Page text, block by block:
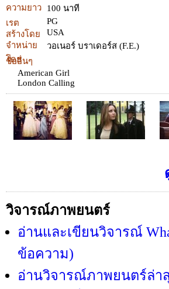
ความยาว
100 นาที
เรต
PG
สร้างโดย
USA
จำหน่าย
โดย
วอเนอร์ บราเดอร์ส (F.E.)
ชื่ออื่นๆ
American Girl
London Calling
วิจารณ์ภาพยนตร์
อ่านและเขียนวิจารณ์
ข้อความ)
อ่านวิจารณ์ภาพยนตร์ล่า